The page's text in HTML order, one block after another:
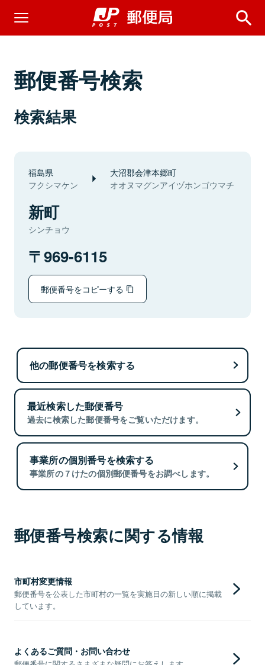
郵便番号検索
検索結果
福島県
フクシマケン
大沼郡会津本郷町
オオヌマグンアイヅホンゴウマチ
新町
シンチョウ
969-6115
郵便番号をコピーする
他の郵便番号を検索する
最近検索した郵便番号
過去に検索した郵便番号をご覧いただけます。
事業所の個別番号を検索する
事業所の７けたの個別郵便番号をお調べします。
郵便番号検索に関する情報
市町村変更情報
郵便番号を公表した市町村の一覧を実施日の新しい順に掲載
しています。
よくあるご質問・お問い合わせ